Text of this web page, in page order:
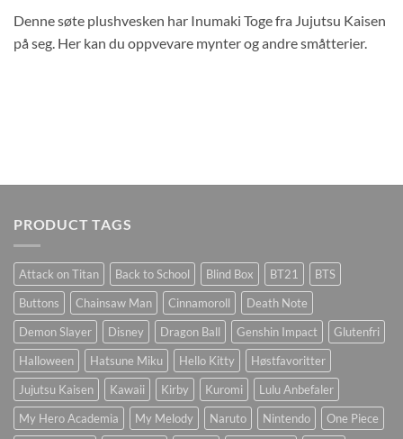
Denne søte plushvesken har Inumaki Toge fra Jujutsu Kaisen
på seg. Her kan du oppvevare mynter og andre småtterier.
PRODUCT TAGS
Attack on Titan Back to School Blind Box BT21
BTS
Buttons
Chainsaw Man Cinnamoroll
Death Note
Demon Slayer
Disney Dragon Ball Genshin Impact
Glutenfri
Halloween
Hatsune Miku Hello Kitty
Høstfavoritter
Jujutsu Kaisen
Kawaii Kirby Kuromi
Lulu Anbefaler
My Hero Academia
My Melody Naruto Nintendo
One Piece